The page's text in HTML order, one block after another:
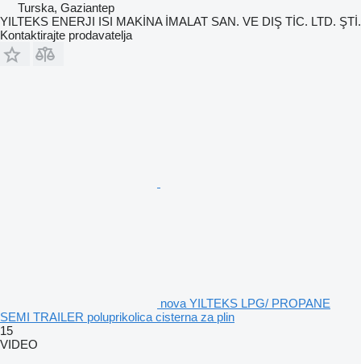
Turska, Gaziantep
YILTEKS ENERJI ISI MAKİNA İMALAT SAN. VE DIŞ TİC. LTD. ŞTİ.
Kontaktirajte prodavatelja
nova YILTEKS LPG/ PROPANE
SEMI TRAILER poluprikolica cisterna za plin
15
VIDEO